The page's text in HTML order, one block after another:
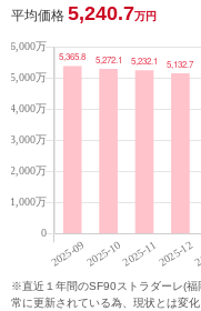
平均価格 5,240.7万円
※直近１年間のSF90ストラダーレ(福
常に更新されている為、現状とは変